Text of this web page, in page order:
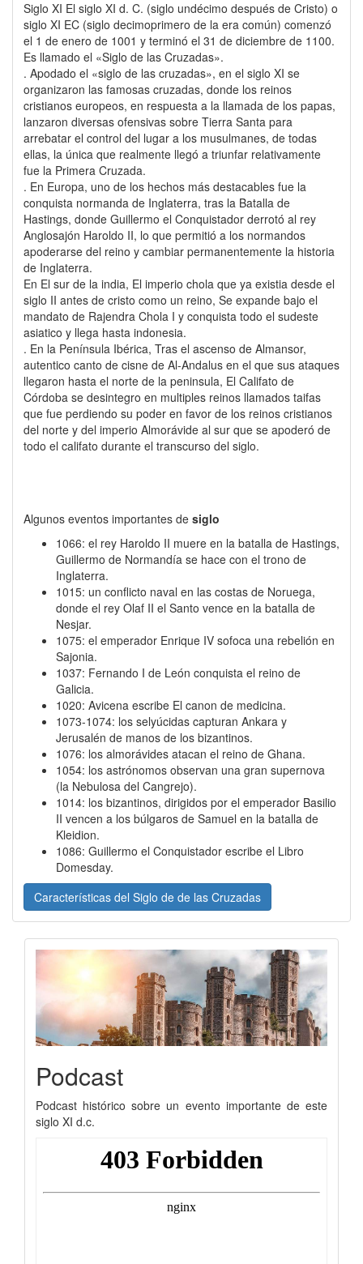
Siglo XI El siglo XI d. C. (siglo undécimo después de Cristo) o
siglo XI EC (siglo decimoprimero de la era común) comenzó
el 1 de enero de 1001 y terminó el 31 de diciembre de 1100.
Es llamado el «Siglo de las Cruzadas».
. Apodado el «siglo de las cruzadas», en el siglo XI se
organizaron las famosas cruzadas, donde los reinos
cristianos europeos, en respuesta a la llamada de los papas,
lanzaron diversas ofensivas sobre Tierra Santa para
arrebatar el control del lugar a los musulmanes, de todas
ellas, la única que realmente llegó a triunfar relativamente
fue la Primera Cruzada.
. En Europa, uno de los hechos más destacables fue la
conquista normanda de Inglaterra, tras la Batalla de
Hastings, donde Guillermo el Conquistador derrotó al rey
Anglosajón Haroldo II, lo que permitió a los normandos
apoderarse del reino y cambiar permanentemente la historia
de Inglaterra.
En El sur de la india, El imperio chola que ya existia desde el
siglo II antes de cristo como un reino, Se expande bajo el
mandato de Rajendra Chola I y conquista todo el sudeste
asiatico y llega hasta indonesia.
. En la Península Ibérica, Tras el ascenso de Almansor,
autentico canto de cisne de Al-Andalus en el que sus ataques
llegaron hasta el norte de la peninsula, El Califato de
Córdoba se desintegro en multiples reinos llamados taifas
que fue perdiendo su poder en favor de los reinos cristianos
del norte y del imperio Almorávide al sur que se apoderó de
todo el califato durante el transcurso del siglo.
Algunos eventos importantes de siglo
1066: el rey Haroldo II muere en la batalla de Hastings,
Guillermo de Normandía se hace con el trono de
Inglaterra.
1015: un conflicto naval en las costas de Noruega,
donde el rey Olaf II el Santo vence en la batalla de
Nesjar.
1075: el emperador Enrique IV sofoca una rebelión en
Sajonia.
1037: Fernando I de León conquista el reino de
Galicia.
1020: Avicena escribe El canon de medicina.
1073-1074: los selyúcidas capturan Ankara y
Jerusalén de manos de los bizantinos.
1076: los almorávides atacan el reino de Ghana.
1054: los astrónomos observan una gran supernova
(la Nebulosa del Cangrejo).
1014: los bizantinos, dirigidos por el emperador Basilio
II vencen a los búlgaros de Samuel en la batalla de
Kleidion.
1086: Guillermo el Conquistador escribe el Libro
Domesday.
Características del Siglo de de las Cruzadas
Podcast
Podcast histórico sobre un evento importante de este
siglo XI d.c.